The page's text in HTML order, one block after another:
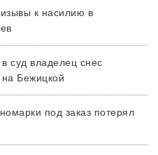
к насилию в
суд владелец снес
Бежицкой
под заказ потерял